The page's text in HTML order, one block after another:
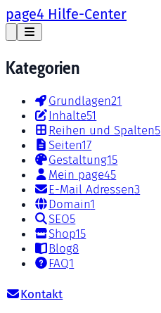
page4 Hilfe-Center
Kategorien
Grundlagen21
Inhalte51
Reihen und Spalten5
Seiten17
Gestaltung15
Mein page45
E-Mail Adressen3
Domain1
SEO5
Shop15
Blog8
FAQ1
Kontakt